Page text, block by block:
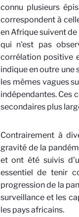
connu plusieurs
correspondent à
en Afrique suivent
qui n'est pas
corrélation positive
indique en outre une
les mêmes vagues
indépendantes. Ces
secondaires plus
Contrairement à
gravité de la
et ont été suivis
essentiel de tenir
progression de la
surveillance et les
les pays africains.